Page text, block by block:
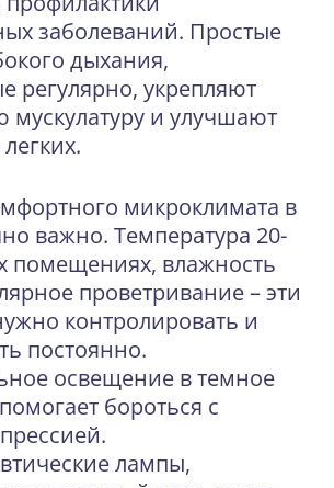
заболеваний. Простые
дыхания,
регулярно, укрепляют
мускулатуру и улучшают
микроклимата в
важно. Температура 20-
помещениях, влажность
проветривание – эти
контролировать и
постоянно.
освещение в темное
бороться с
лампы,